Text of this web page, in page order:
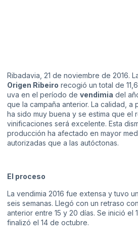
Ribadavia, 21 de noviembre de 2016.
Origen Ribeiro recogió un total de
uva en el período de vendimia del
que la campaña anterior. La calidad, a
ha sido muy buena y se estima que el
vinificaciones será excelente. Esta
producción ha afectado en mayor
autorizadas que a las autóctonas.
El proceso
La vendimia 2016 fue extensa y tuvo
seis semanas. Llegó con un retraso
anterior entre 15 y 20 días. Se inició el
finalizó el 14 de octubre.